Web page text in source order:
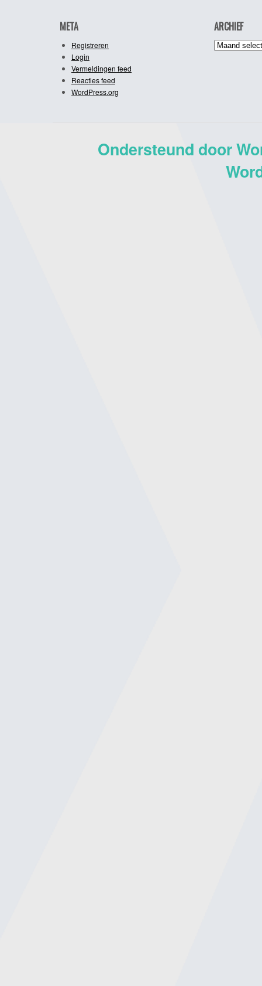
META
Registreren
Login
Vermeldingen feed
Reacties feed
WordPress.org
ARCHIEF
Archief
Ondersteund door